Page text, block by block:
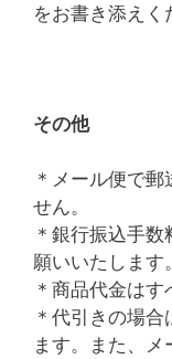
をお書き添えく
その他
＊メール便で
せん。
＊銀行振込手
願いいたします。
＊商品代金はす
＊代引きの場
ます。また、メ